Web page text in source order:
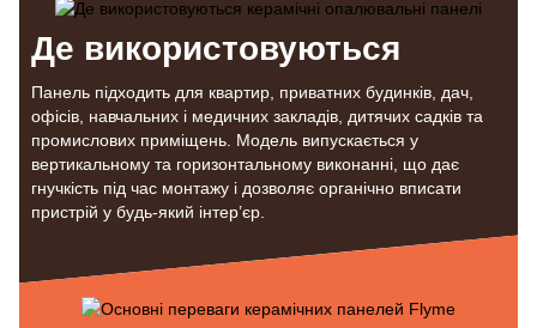
Де використовуються
Панель підходить для квартир, приватних будинків, дач,
офісів, навчальних і медичних закладів, дитячих садків та
промислових приміщень. Модель випускається у
вертикальному та горизонтальному виконанні, що дає
гнучкість під час монтажу і дозволяє органічно вписати
пристрій у будь-який інтер’єр.